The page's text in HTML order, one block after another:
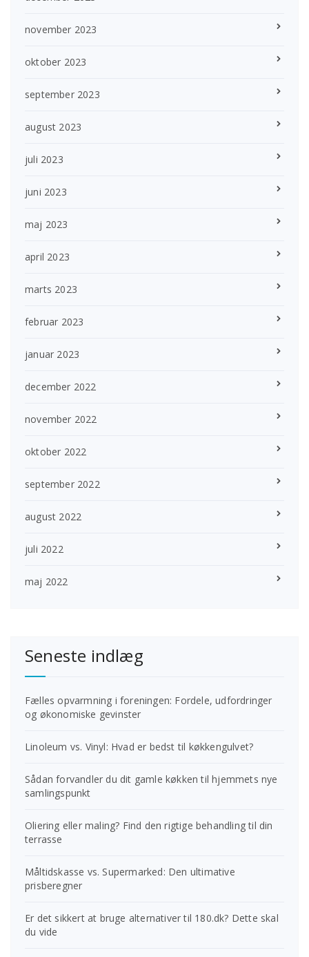
november 2023
oktober 2023
september 2023
august 2023
juli 2023
juni 2023
maj 2023
april 2023
marts 2023
februar 2023
januar 2023
december 2022
november 2022
oktober 2022
september 2022
august 2022
juli 2022
maj 2022
Seneste indlæg
Fælles opvarmning i foreningen: Fordele, udfordringer
og økonomiske gevinster
Linoleum vs. Vinyl: Hvad er bedst til køkkengulvet?
Sådan forvandler du dit gamle køkken til hjemmets nye
samlingspunkt
Oliering eller maling? Find den rigtige behandling til din
terrasse
Måltidskasse vs. Supermarked: Den ultimative
prisberegner
Er det sikkert at bruge alternativer til 180.dk? Dette skal
du vide